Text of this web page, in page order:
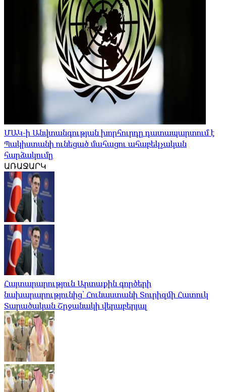
ՄԱԿ-ի Անվտանգության խորհուրդը դատապարտում է
Պակիստանի ունեցած մահացու ահաբեկչական
հարձակումը
ԱՌԱՋԱՐԿ
Հայտարարություն Արտաքին գործերի
նախարարությունից՝ Հունաստանի Տուրիզմի Հատուկ
Տարածական Շրջանակի վերաբերյալ